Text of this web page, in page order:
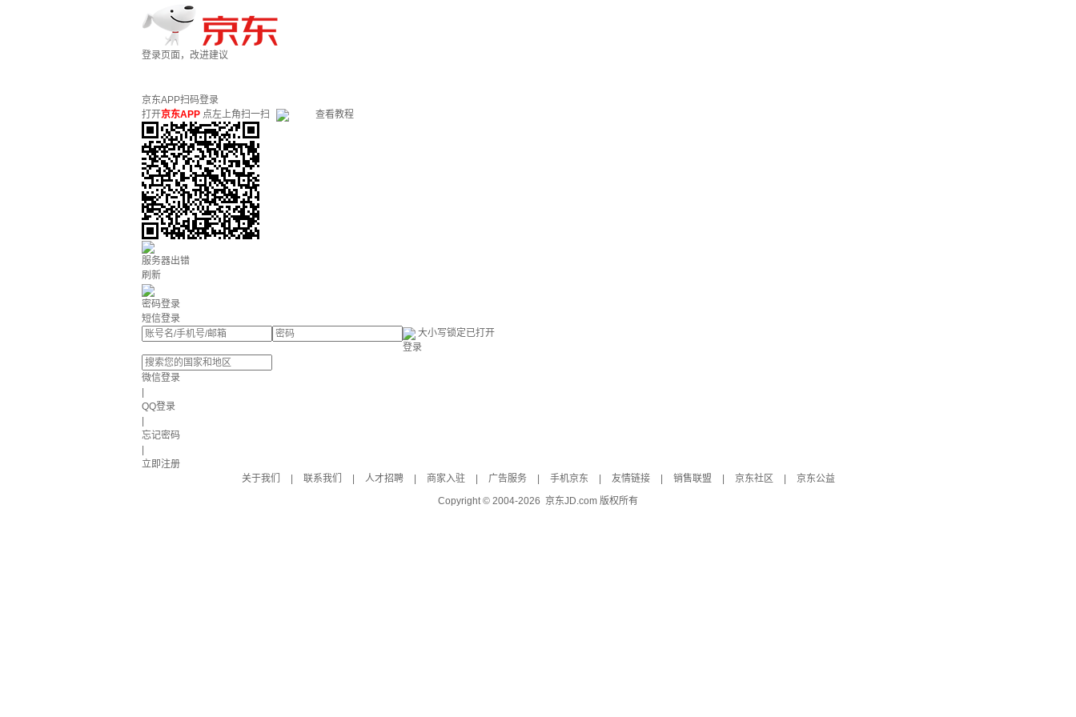
登录页面，改进建议
京东APP扫码登录
打开京东APP 点左上角扫一扫 查看教程
服务器出错
刷新
密码登录
短信登录
大小写锁定已打开
登录
微信登录
QQ登录
忘记密码
立即注册
关于我们
联系我们 人才招聘 商家入驻 广告服务 手机京东 友情链接 销售联盟 京东社区
京东公益
Copyright © 2004-2026 京东JD.com 版权所有